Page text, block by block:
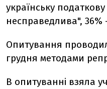
українську
несправедлива",
Опитування
грудня методами
В опитуванні взяла